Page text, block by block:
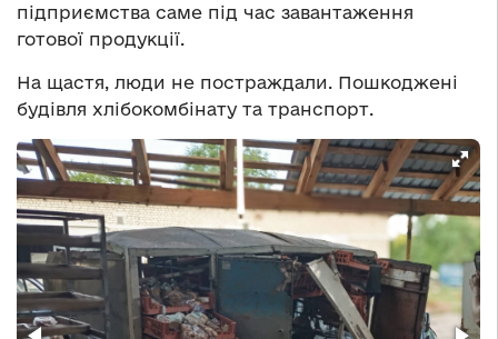
підприємства саме під час завантаження
готової продукції.
На щастя, люди не постраждали. Пошкоджені
будівля хлібокомбінату та транспорт.